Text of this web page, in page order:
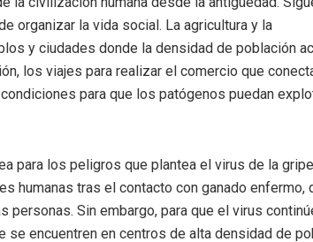
organizar la vida social. La agricultura y la
y ciudades donde la densidad de población
los viajes para realizar el comercio que
para que los patógenos puedan
para los peligros que plantea el virus de la
humanas tras el contacto con ganado enfermo,
personas. Sin embargo, para que el virus
encuentren en centros de alta densidad de